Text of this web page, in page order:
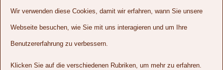
Wir verwenden diese Cookies, damit wir erfahren, wann Sie unsere
Webseite besuchen, wie Sie mit uns interagieren und um Ihre
Benutzererfahrung zu verbessern.
Klicken Sie auf die verschiedenen Rubriken, um mehr zu erfahren.